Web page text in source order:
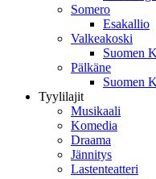
Somero
Esakallio
Valkeakoski
Suomen
Pälkäne
Suomen
Tyylilajit
Musikaali
Komedia
Draama
Jännitys
Lastenteatteri